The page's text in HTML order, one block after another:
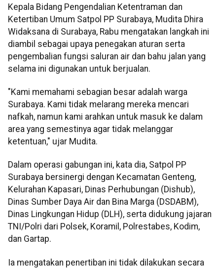
Kepala Bidang Pengendalian Ketentraman dan
Ketertiban Umum Satpol PP Surabaya, Mudita Dhira
Widaksana di Surabaya, Rabu mengatakan langkah ini
diambil sebagai upaya penegakan aturan serta
pengembalian fungsi saluran air dan bahu jalan yang
selama ini digunakan untuk berjualan.
"Kami memahami sebagian besar adalah warga
Surabaya. Kami tidak melarang mereka mencari
nafkah, namun kami arahkan untuk masuk ke dalam
area yang semestinya agar tidak melanggar
ketentuan," ujar Mudita.
Dalam operasi gabungan ini, kata dia, Satpol PP
Surabaya bersinergi dengan Kecamatan Genteng,
Kelurahan Kapasari, Dinas Perhubungan (Dishub),
Dinas Sumber Daya Air dan Bina Marga (DSDABM),
Dinas Lingkungan Hidup (DLH), serta didukung jajaran
TNI/Polri dari Polsek, Koramil, Polrestabes, Kodim,
dan Gartap.
Ia mengatakan penertiban ini tidak dilakukan secara